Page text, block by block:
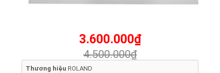
3.600.000₫
4.500.000₫
Thương hiệu ROLAND